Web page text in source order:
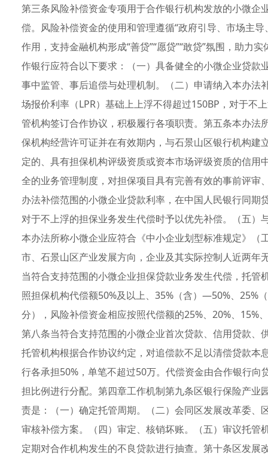
第三条风险补偿资金专项用于合作银行机构发放的小微
偿。风险补偿资金的使用和管理遵循“政府引导、市场主
作用，支持金融机构形成“善贷”“愿贷”“敢贷”氛围，助力
作银行应符合以下要求：（一）具备健全的小微企业贷
事中监管、事后追偿与处理机制。（二）申请纳入本办
场报价利率（LPR）基础上上浮不得超过150BP，对于不
管机构签订合作协议，积极履行各项职责。第五条本办
保机构经营许可证并在有效期内，与石景山区银行机构
定的、具有担保机构评级资质或资本市场评级资质的信
全的业务管理制度，对担保项目具有完善有效的事前评
办法补偿范围的小微企业贷款利率，在中国人民银行同期
对于不上浮的担保业务发生代偿时予以优先补偿。（五
本办法所称小微企业应符合《中小企业划型标准规定》
市、石景山区产业发展方向，企业及其实际控制人近两
当符合支持范围的小微企业担保贷款业务发生代偿，托管
照担保机构代偿额50%及以上、35%（含）—50%、
分），风险补偿资金相应按照代偿额的25%、20%、15%
第八条当符合支持范围的小微企业首次贷款、信用贷款、
托管机构根据合作协议约定，对追偿款不足以清偿贷款
行各承担50%，单笔不超过50万。代偿资金由合作银行
担比例进行分配。第四章工作机制第九条区银行保险产
责是：（一）确定托管周期。（二）会同区发展改革委
审核补偿方案。（四）审定、核销坏账。（五）审议托
定期对合作机构发生的不良贷款进行抽查。第十条区发